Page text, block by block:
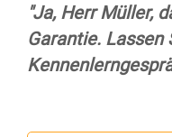
"Ja, Herr Müller,
Garantie.